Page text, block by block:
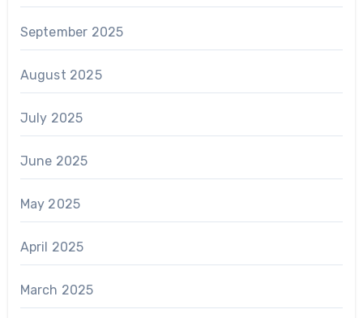
September 2025
August 2025
July 2025
June 2025
May 2025
April 2025
March 2025